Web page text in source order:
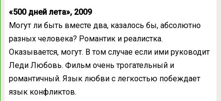
«500 дней лета», 2009
Могут ли быть вместе два, казалось бы, абсолютно
разных человека? Романтик и реалистка.
Оказывается, могут. В том случае если ими руководит
Леди Любовь. Фильм очень трогательный и
романтичный. Язык любви с легкостью побеждает
язык конфликтов.